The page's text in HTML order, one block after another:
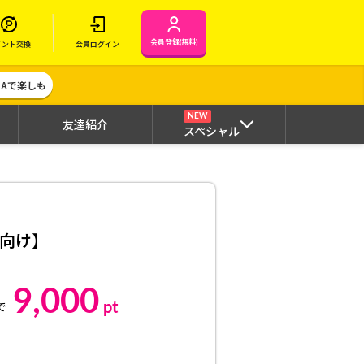
ント交換 会員ログイン 会員登録(無料)
で楽しも
友達紹介
NEW
スペシャル
け】
9,000 pt